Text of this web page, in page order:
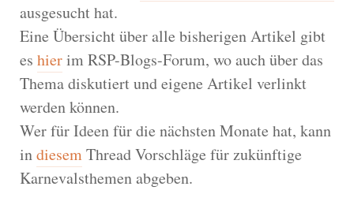
ausgesucht hat.
Eine Übersicht über alle bisherigen Artikel gibt
es hierim RSP-Blogs-Forum, wo auch über das
Thema diskutiert und eigene Artikel verlinkt
werden können.
Wer für Ideen für die nächsten Monate hat, kann
indiesemThread Vorschläge für zukünftige
Karnevalsthemen abgeben.